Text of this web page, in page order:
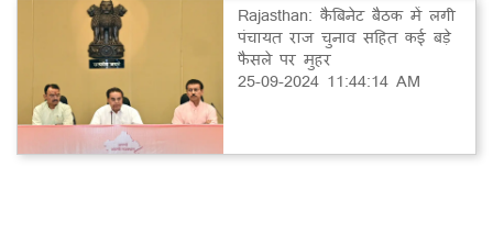
Rajasthan: कैबिनेट बैठक में लगी
पंचायत राज चुनाव सहित कई बड़े
फैसले पर मुहर
25-09-2024 11:44:14 AM